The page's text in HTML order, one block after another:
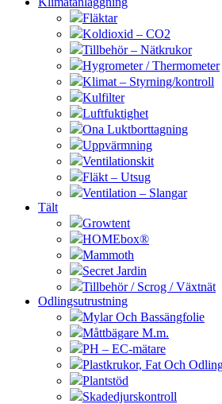
Fläktar
Koldioxid – CO2
Tillbehör – Nätkrukor
Hygrometer / Thermometer
Klimat – Styrning/kontroll
Kulfilter
Luftfuktighet
Ona Luktborttagning
Uppvärmning
Ventilationskit
Fläkt – Utsug
Ventilation – Slangar
Tält
Growtent
HOMEbox®
Mammoth
Secret Jardin
Tillbehör / Scrog / Växtnät
Odlingsutrustning
Mylar Och Bassängfolie
Måttbägare M.m.
PH – EC-mätare
Plastkrukor, Fat Och
Plantstöd
Skadedjurskontroll